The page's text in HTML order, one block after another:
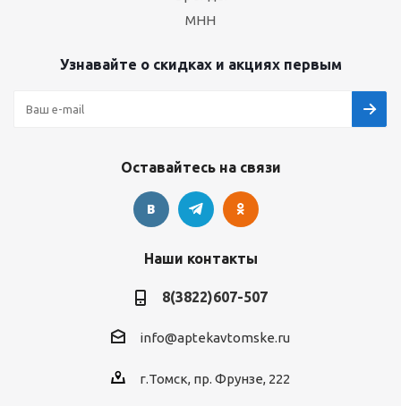
МНН
Узнавайте о скидках и акциях первым
Оставайтесь на связи
Наши контакты
8(3822)607-507
info@aptekavtomske.ru
г.Томск, пр. Фрунзе, 222